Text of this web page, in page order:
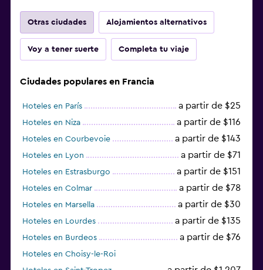
Otras ciudades Alojamientos alternativos
Voy a tener suerte Completa tu viaje
Ciudades populares en Francia
Hoteles en París a partir de $25
Hoteles en Niza a partir de $116
Hoteles en Courbevoie a partir de $143
Hoteles en Lyon a partir de $71
Hoteles en Estrasburgo a partir de $151
Hoteles en Colmar a partir de $78
Hoteles en Marsella a partir de $30
Hoteles en Lourdes a partir de $135
Hoteles en Burdeos a partir de $76
Hoteles en Choisy-le-Roi